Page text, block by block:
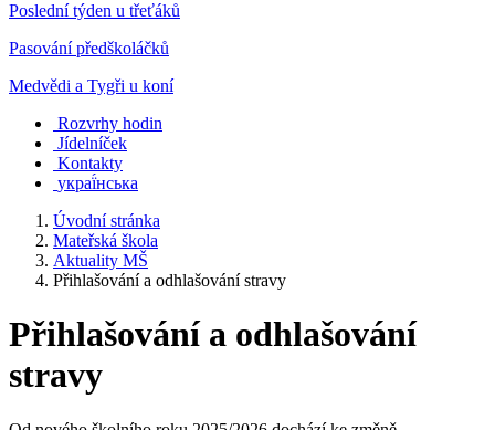
Poslední týden u třeťáků
Pasování předškoláčků
Medvědi a Tygři u koní
Rozvrhy hodin
Jídelníček
Kontakty
украї́нська
Úvodní stránka
Mateřská škola
Aktuality MŠ
Přihlašování a odhlašování stravy
Přihlašování a odhlašování
stravy